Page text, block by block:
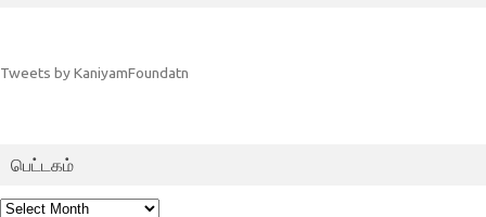
Tweets by KaniyamFoundatn
பெட்டகம்
பெட்டகம்